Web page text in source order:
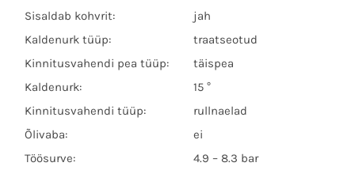
Sisaldab kohvrit:
jah
Kaldenurk tüüp:
traatseotud
Kinnitusvahendi pea tüüp:
täispea
Kaldenurk:
15 °
Kinnitusvahendi tüüp:
rullnaelad
Õlivaba:
ei
Töösurve:
4.9 – 8.3 bar